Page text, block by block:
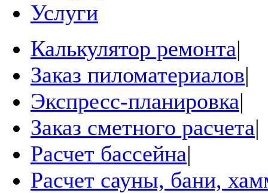
Услуги
Калькулятор ремонта|
Заказ пиломатериалов|
Экспресс-планировка|
Заказ сметного расчета|
Расчет бассейна|
Расчет сауны, бани,